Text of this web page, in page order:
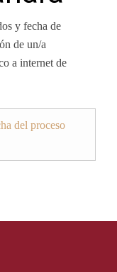
y fecha de
de un/a
a internet de
del proceso